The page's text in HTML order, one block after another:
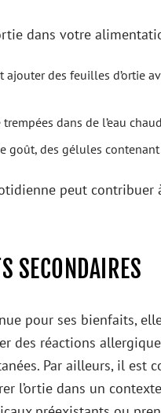
dans votre
ajouter des feuilles d’ortie
dans de l’eau
goût, des gélules
peut
SECONDAIRES
pour ses bienfaits,
des réactions
Par ailleurs, il est
l’ortie dans un